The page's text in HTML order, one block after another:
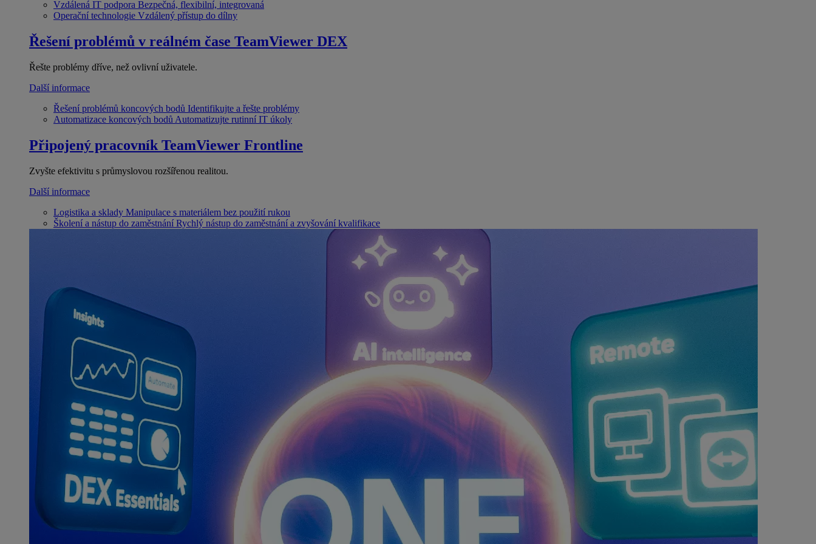
Vzdálená IT podpora Bezpečná, flexibilní, integrovaná
Operační technologie Vzdálený přístup do dílny
Řešení problémů v reálném čase TeamViewer DEX
Řešte problémy dříve, než ovlivní uživatele.
Další informace
Řešení problémů koncových bodů Identifikujte a řešte problémy
Automatizace koncových bodů Automatizujte rutinní IT úkoly
Připojený pracovník TeamViewer Frontline
Zvyšte efektivitu s průmyslovou rozšířenou realitou.
Další informace
Logistika a sklady Manipulace s materiálem bez použití rukou
Školení a nástup do zaměstnání Rychlý nástup do zaměstnání a zvyšování kvalifikace